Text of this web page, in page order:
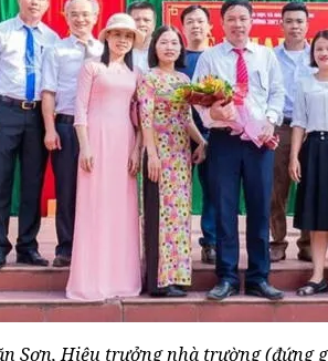
Sơn, Hiệu trưởng nhà trường (đứng